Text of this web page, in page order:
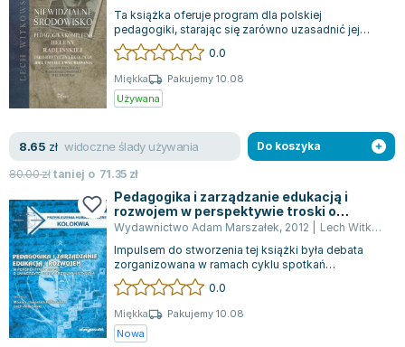
Książki o naukach politycznych dla studentów
Książki do nauk przyrodniczych dla studentów
Książki do nauk społecznych dla studentów
Książki do nauk ścisłych dla studentów
Technologia żywności - książki
Zarządzanie i marketing - książki
Nauka języków obcych - książki
Podręczniki dla nauczycieli - metodyka
Repetytoria, testy i materiały pomocnicze
Bolesław Prus
Clive Cussler
Wanda Chotomska
Józef Ignacy Kraszewski
Martyna Wojciechowska
Melissa De la Cruz
Blanka Lipińska
Jaś Kapela
Agatha Christie
Witold Gadowski
Jan Pietrzak
Marcin Kowalczyk
Piotr Zychowicz
Ta książka oferuje program dla polskiej
pedagogiki, starając się zarówno uzasadnić jej
potrzebę, jak i zrealizować jej założenia w...
0.0
Miękka
Pakujemy 10.08
Używana
8.65 zł widoczne ślady używania
80.00złtaniej o 71.35 zł
Do koszyka
Pedagogika i zarządzanie edukacją i
rozwojem w perspektywie troski o
uniwersytet i kulturę humanistyczną
Wydawnictwo Adam Marszałek, 2012 Lech Witkowski
Impulsem do stworzenia tej książki była debata
zorganizowana w ramach cyklu spotkań
roboczych, które mają na celu ustanowienie tra...
0.0
Miękka
Pakujemy 10.08
Nowa